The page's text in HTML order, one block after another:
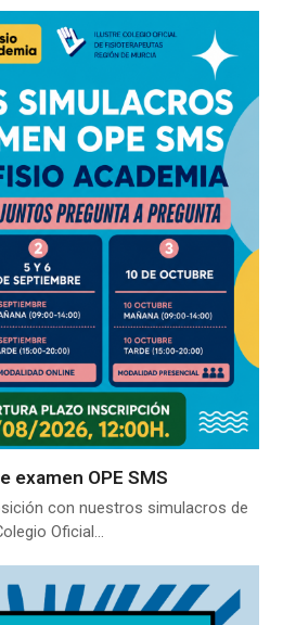
examen OPE SMS
con nuestros simulacros de
Oficial…